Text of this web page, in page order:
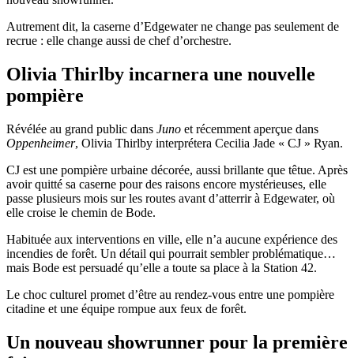
Autrement dit, la caserne d’Edgewater ne change pas seulement de
recrue : elle change aussi de chef d’orchestre.
Olivia Thirlby incarnera une nouvelle
pompière
Révélée au grand public dans Juno et récemment aperçue dans
Oppenheimer, Olivia Thirlby interprétera Cecilia Jade « CJ » Ryan.
CJ est une pompière urbaine décorée, aussi brillante que têtue. Après
avoir quitté sa caserne pour des raisons encore mystérieuses, elle
passe plusieurs mois sur les routes avant d’atterrir à Edgewater, où
elle croise le chemin de Bode.
Habituée aux interventions en ville, elle n’a aucune expérience des
incendies de forêt. Un détail qui pourrait sembler problématique…
mais Bode est persuadé qu’elle a toute sa place à la Station 42.
Le choc culturel promet d’être au rendez-vous entre une pompière
citadine et une équipe rompue aux feux de forêt.
Un nouveau showrunner pour la première